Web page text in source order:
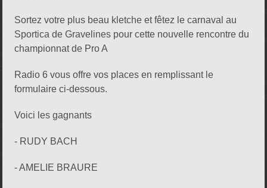
Sortez votre plus beau kletche et fêtez le carnaval au
Sportica de Gravelines pour cette nouvelle rencontre du
championnat de Pro A
Radio 6 vous offre vos places en remplissant le
formulaire ci-dessous.
Voici les gagnants
- RUDY BACH
- AMELIE BRAURE